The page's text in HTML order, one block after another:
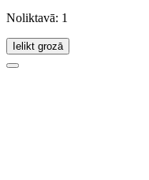
Noliktavā: 1
Ielikt grozā